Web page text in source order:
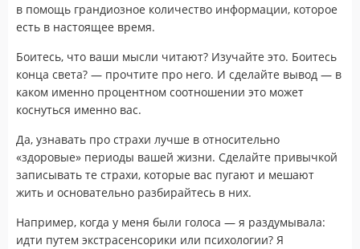
в помощь грандиозное количество информации, которое
есть в настоящее время.
Боитесь, что ваши мысли читают? Изучайте это. Боитесь
конца света? — прочтите про него. И сделайте вывод — в
каком именно процентном соотношении это может
коснуться именно вас.
Да, узнавать про страхи лучше в относительно
«здоровые» периоды вашей жизни. Сделайте привычкой
записывать те страхи, которые вас пугают и мешают
жить и основательно разбирайтесь в них.
Например, когда у меня были голоса — я раздумывала:
идти путем экстрасенсорики или психологии? Я